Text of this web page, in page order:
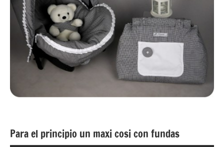
Para el principio un maxi cosi con fundas